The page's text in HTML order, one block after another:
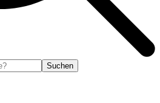
Suchen